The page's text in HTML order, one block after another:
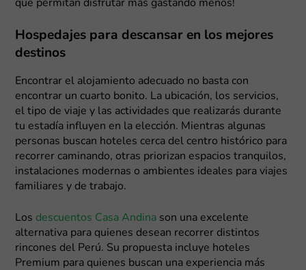
que permitan disfrutar más gastando menos!
Hospedajes para descansar en los mejores
destinos
Encontrar el alojamiento adecuado no basta con
encontrar un cuarto bonito. La ubicación, los servicios,
el tipo de viaje y las actividades que realizarás durante
tu estadía influyen en la elección. Mientras algunas
personas buscan hoteles cerca del centro histórico para
recorrer caminando, otras priorizan espacios tranquilos,
instalaciones modernas o ambientes ideales para viajes
familiares y de trabajo.
Los descuentos Casa Andina son una excelente
alternativa para quienes desean recorrer distintos
rincones del Perú. Su propuesta incluye hoteles
Premium para quienes buscan una experiencia más